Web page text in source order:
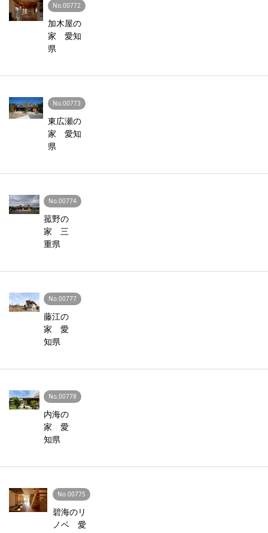
No.00772
加木屋の
家 愛知
県
No.00773
東広瀬の
家 愛知
県
No.00774
菰野の
家 三
重県
No.00777
藤江の
家 愛
知県
No.00778
内海の
家 愛
知県
No.00775
碧海のリ
ノベ 愛